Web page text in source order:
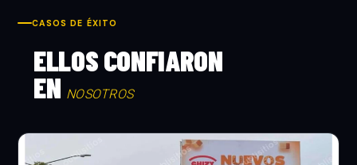
CASOS DE ÉXITO
ELLOS CONFIARON
EN NOSOTROS